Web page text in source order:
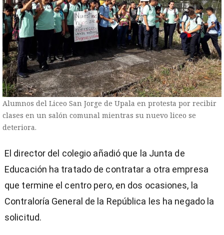
Alumnos del Liceo San Jorge de Upala en protesta por recibir
clases en un salón comunal mientras su nuevo liceo se
deteriora.
El director del colegio añadió que la Junta de
Educación ha tratado de contratar a otra empresa
que termine el centro pero, en dos ocasiones, la
Contraloría General de la República les ha negado la
solicitud.